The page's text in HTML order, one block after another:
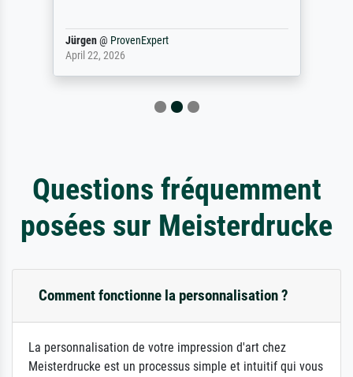
Jürgen@ ProvenExpert
April 22, 2026
Questions fréquemment
posées sur Meisterdrucke
Comment fonctionne la personnalisation ?
La personnalisation de votre impression d'art chez
Meisterdrucke est un processus simple et intuitif qui vous